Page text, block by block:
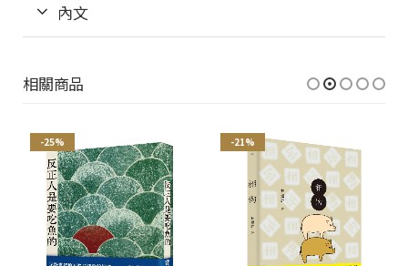
內文
相關商品
-25% -21%